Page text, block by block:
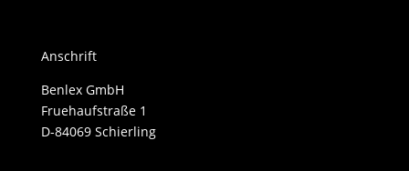
Anschrift
Benlex GmbH
Fruehaufstraße 1
D-84069 Schierling